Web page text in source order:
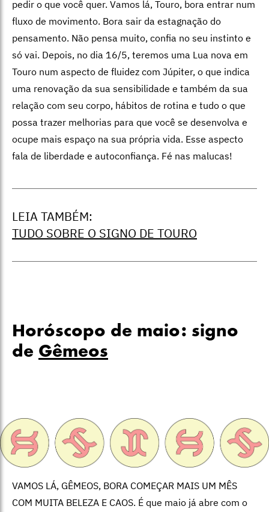
pedir o que você quer. Vamos lá, Touro, bora entrar num
fluxo de movimento. Bora sair da estagnação do
pensamento. Não pensa muito, confia no seu instinto e
só vai. Depois, no dia 16/5, teremos uma Lua nova em
Touro num aspecto de fluidez com Júpiter, o que indica
uma renovação da sua sensibilidade e também da sua
relação com seu corpo, hábitos de rotina e tudo o que
possa trazer melhorias para que você se desenvolva e
ocupe mais espaço na sua própria vida. Esse aspecto
fala de liberdade e autoconfiança. Fé nas malucas!
LEIA TAMBÉM:
TUDO SOBRE O SIGNO DE TOURO
Horóscopo de maio: signo
de Gêmeos
VAMOS LÁ, GÊMEOS, BORA COMEÇAR MAIS UM MÊS
COM MUITA BELEZA E CAOS. É que maio já abre com o